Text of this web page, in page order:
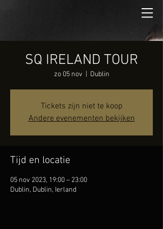
SQ IRELAND TOUR
zo 05 nov Dublin
Tickets zijn niet te koop
Andere evenementen bekijken
Tijd en locatie
05 nov 2023, 19:00 – 23:00
Dublin, Dublin, Ierland